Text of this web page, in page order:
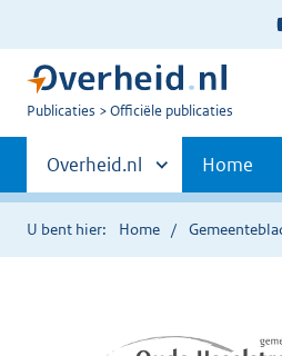
U
Publicaties Officiële publicaties
Primaire
navigatie
Andere
sites
binnen
Overheid.nl Home
U bent hier: Home